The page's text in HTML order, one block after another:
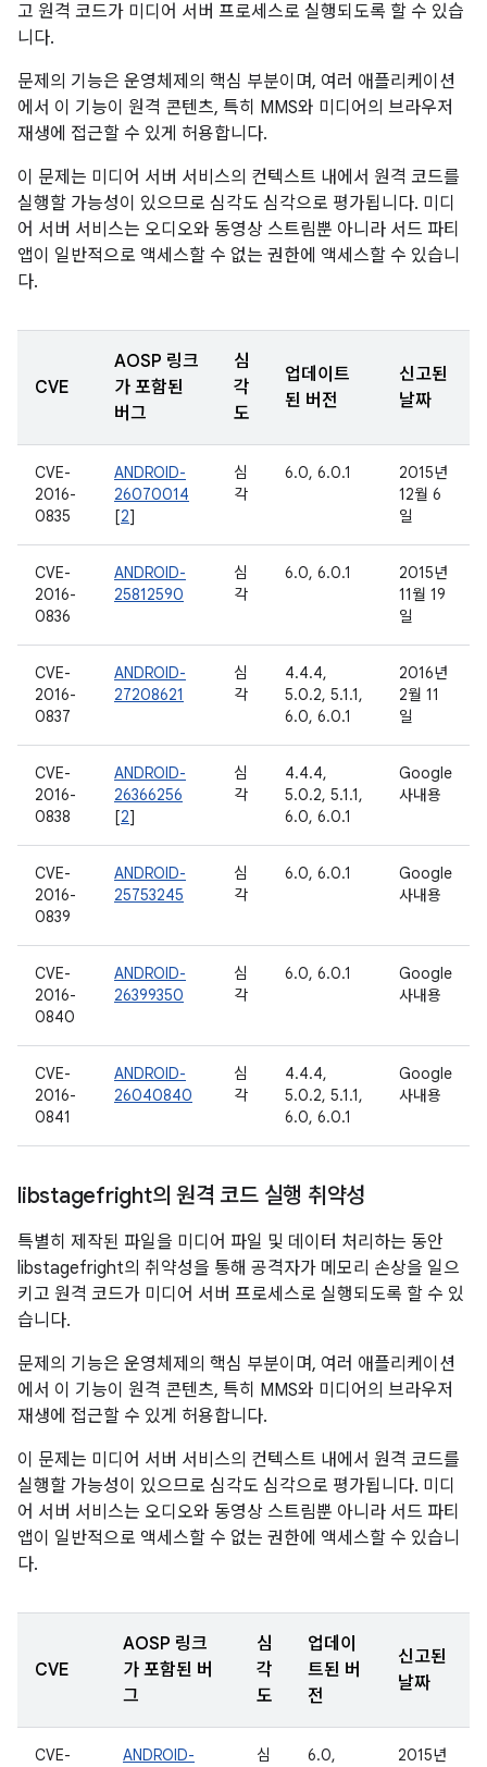
고 원격 코드가 미디어 서버 프로세스로 실행되도록 할 수 있습
니다.
문제의 기능은 운영체제의 핵심 부분이며, 여러 애플리케이션
에서 이 기능이 원격 콘텐츠, 특히 MMS와 미디어의 브라우저
재생에 접근할 수 있게 허용합니다.
이 문제는 미디어 서버 서비스의 컨텍스트 내에서 원격 코드를
실행할 가능성이 있으므로 심각도 심각으로 평가됩니다. 미디
어 서버 서비스는 오디오와 동영상 스트림뿐 아니라 서드 파티
앱이 일반적으로 액세스할 수 없는 권한에 액세스할 수 있습니
다.
CVE
AOSP 링크
가 포함된
버그
심
각
도
업데이트
된 버전
신고된
날짜
CVE-
2016-
0835
ANDROID-
26070014
[2]
심
각
6.0, 6.0.1
2015년
12월 6
일
CVE-
2016-
0836
ANDROID-
25812590
심
각
6.0, 6.0.1
2015년
11월 19
일
CVE-
2016-
0837
ANDROID-
27208621
심
각
4.4.4,
5.0.2, 5.1.1,
6.0, 6.0.1
2016년
2월 11
일
CVE-
2016-
0838
ANDROID-
26366256
[2]
심
각
4.4.4,
5.0.2, 5.1.1,
6.0, 6.0.1
Google
사내용
CVE-
2016-
0839
ANDROID-
25753245
심
각
6.0, 6.0.1
Google
사내용
CVE-
2016-
0840
ANDROID-
26399350
심
각
6.0, 6.0.1
Google
사내용
CVE-
2016-
0841
ANDROID-
26040840
심
각
4.4.4,
5.0.2, 5.1.1,
6.0, 6.0.1
Google
사내용
libstagefright의 원격 코드 실행 취약성
특별히 제작된 파일을 미디어 파일 및 데이터 처리하는 동안
libstagefright의 취약성을 통해 공격자가 메모리 손상을 일으
키고 원격 코드가 미디어 서버 프로세스로 실행되도록 할 수 있
습니다.
문제의 기능은 운영체제의 핵심 부분이며, 여러 애플리케이션
에서 이 기능이 원격 콘텐츠, 특히 MMS와 미디어의 브라우저
재생에 접근할 수 있게 허용합니다.
이 문제는 미디어 서버 서비스의 컨텍스트 내에서 원격 코드를
실행할 가능성이 있으므로 심각도 심각으로 평가됩니다. 미디
어 서버 서비스는 오디오와 동영상 스트림뿐 아니라 서드 파티
앱이 일반적으로 액세스할 수 없는 권한에 액세스할 수 있습니
다.
CVE
AOSP 링크
가 포함된 버
그
심
각
도
업데이
트된 버
전
신고된
날짜
CVE- ANDROID- 심 6.0, 2015년